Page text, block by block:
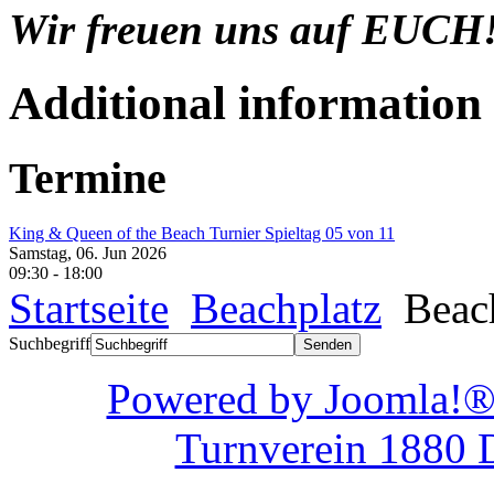
Wir freuen uns auf
Additional information
Termine
King & Queen of the Beach Turnier Spieltag 05 von 11
Samstag, 06. Jun 2026
09:30 - 18:00
Startseite Beachplatz
Suchbegriff
Powered by
Turnverein